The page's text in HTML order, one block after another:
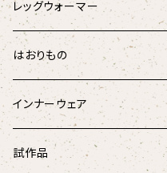
スウェード
チェック柄
ドット柄
和柄
羽根枕
羽毛掛けふとん
レッグウォーマー
はおりもの
はんてん
インナーウェア
ペチコート
試作品